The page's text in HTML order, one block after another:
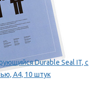
Durable Seal IT, с
A4, 10 штук